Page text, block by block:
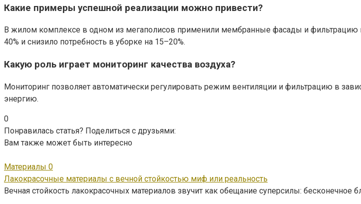
Какие примеры успешной реализации можно привести?
В жилом комплексе в одном из мегаполисов применили мембранные фасады и фильтрацию
40% и снизило потребность в уборке на 15–20%.
Какую роль играет мониторинг качества воздуха?
Мониторинг позволяет автоматически регулировать режим вентиляции и фильтрацию в
энергию.
0
Понравилась статья? Поделиться с друзьями:
Вам также может быть интересно
Материалы 0
Лакокрасочные материалы с вечной стойкостью миф или реальность
Вечная стойкость лакокрасочных материалов звучит как обещание суперсилы: бесконечное